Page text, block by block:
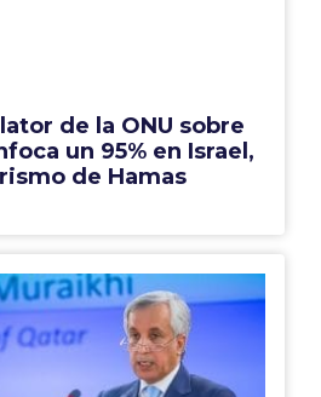
de la ONU sobre
un 95% en Israel,
de Hamas